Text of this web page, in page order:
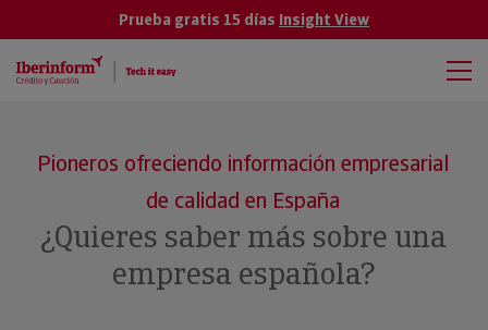
Prueba gratis 15 días Insight View
Pioneros ofreciendo información empresarial
de calidad en España
¿Quieres saber más sobre una
empresa española?